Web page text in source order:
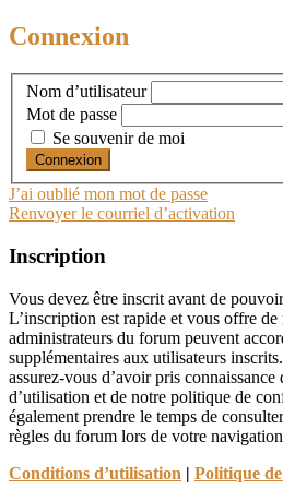
Connexion
Nom d’utilisateur
Mot de passe
Se souvenir de moi
J’ai oublié mon mot de passe
Renvoyer le courriel d’activation
Inscription
Vous devez être inscrit avant de
L’inscription est rapide et vous offre
administrateurs du forum peuvent
supplémentaires aux utilisateurs
assurez-vous d’avoir pris
d’utilisation et de notre politique de
également prendre le temps de
règles du forum lors de votre
Conditions d’utilisation | Politique